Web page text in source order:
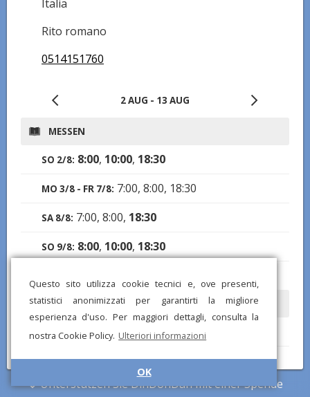
Questo sito utilizza cookie tecnici e, ove presenti,
statistici anonimizzati per garantirti la migliore
esperienza d'uso. Per maggiori dettagli, consulta la
nostra Cookie Policy. Ulteriori informazioni
OK
Italia
Rito romano
0514151760
2 AUG - 13 AUG
MESSEN
SO 2/8: 8:00, 10:00, 18:30
MO 3/8 - FR 7/8: 7:00, 8:00, 18:30
SA 8/8: 7:00, 8:00, 18:30
SO 9/8: 8:00, 10:00, 18:30
ÖFFNUNGSZEITEN
SO 2/8:7:30-13:00, 16:30-19:30
MO 3/8 - SA 8/8:6:30-12:00, 16:00-19:15
SO 9/8:7:30-13:00, 16:30-19:30
Unterstützen Sie DinDonDan mit einer Spende